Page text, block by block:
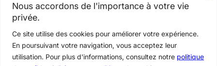
Nous accordons de l'importance à votre vie
privée.
Ce site utilise des cookies pour améliorer votre expérience.
En poursuivant votre navigation, vous acceptez leur
utilisation. Pour plus d'informations, consultez notre politique
contact@ipe.paris
© IPE 2024 | Tous droits réservés